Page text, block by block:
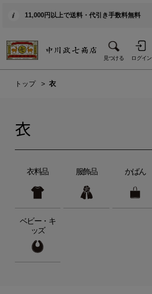
11,000円以上で送料・代引き手数料無料
見つける ログイン
トップ 衣
衣
衣料品 服飾品 かばん
ベビー・キ
ッズ